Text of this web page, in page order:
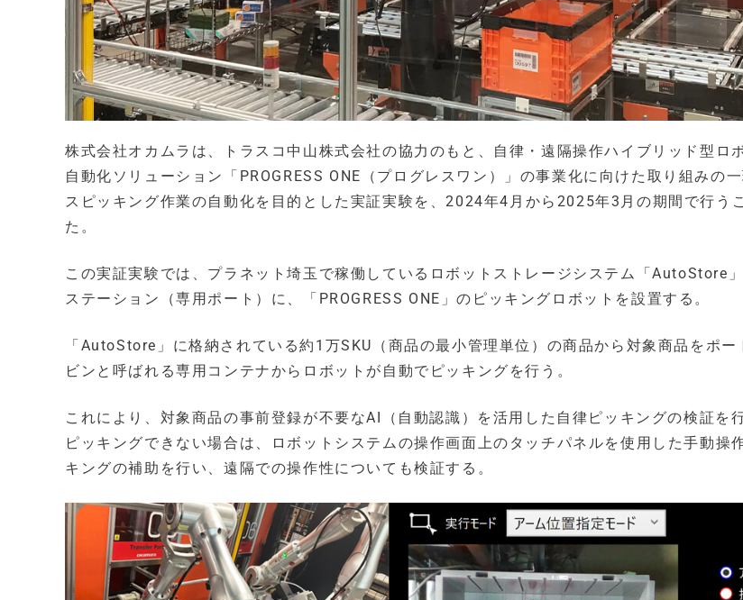
株式会社オカムラは、トラスコ中山株式会社の協力のもと、自律・遠隔操作ハイブリッド型ロ
自動化ソリューション「PROGRESS ONE（プログレスワン）」の事業化に向けた取り組みの
スピッキング作業の自動化を目的とした実証実験を、2024年4月から2025年3月の期間で行う
た。
この実証実験では、プラネット埼玉で稼働しているロボットストレージシステム「AutoStore
ステーション（専用ポート）に、「PROGRESS ONE」のピッキングロボットを設置する。
「AutoStore」に格納されている約1万SKU（商品の最小管理単位）の商品から対象商品をポー
ビンと呼ばれる専用コンテナからロボットが自動でピッキングを行う。
これにより、対象商品の事前登録が不要なAI（自動認識）を活用した自律ピッキングの検証を
ピッキングできない場合は、ロボットシステムの操作画面上のタッチパネルを使用した手動操
キングの補助を行い、遠隔での操作性についても検証する。